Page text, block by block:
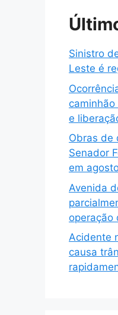
Sinistro
Leste é
e
Obras de
Senador
em
Avenida
operação
Acidente
causa